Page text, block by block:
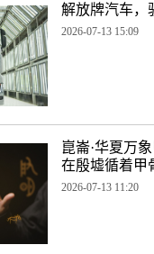
解放牌汽车，
2026-07-13 15:09
崑崙·华夏万
在殷墟循着甲
2026-07-13 11:20